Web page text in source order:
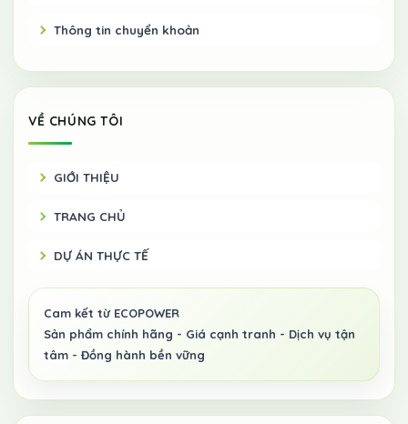
Thông tin chuyển khoản
VỀ CHÚNG TÔI
GIỚI THIỆU
TRANG CHỦ
DỰ ÁN THỰC TẾ